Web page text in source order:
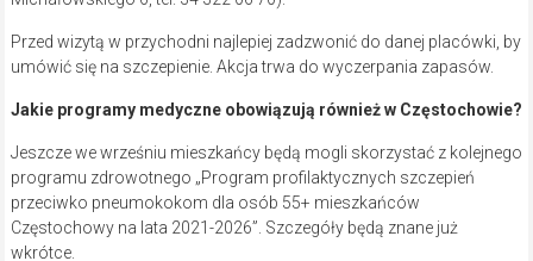
Przed wizytą w przychodni najlepiej zadzwonić do danej placówki, by
umówić się na szczepienie. Akcja trwa do wyczerpania zapasów.
Jakie programy medyczne obowiązują również w Częstochowie?
Jeszcze we wrześniu mieszkańcy będą mogli skorzystać z kolejnego
programu zdrowotnego „Program profilaktycznych szczepień
przeciwko pneumokokom dla osób 55+ mieszkańców
Częstochowy na lata 2021-2026”. Szczegóły będą znane już
wkrótce.